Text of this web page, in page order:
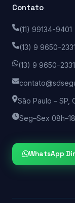
Contato
(11) 99134-9401
(13) 9 9650-2331
(13) 9 9650-2331
São Paulo - SP,
Seg–Sex
WhatsApp